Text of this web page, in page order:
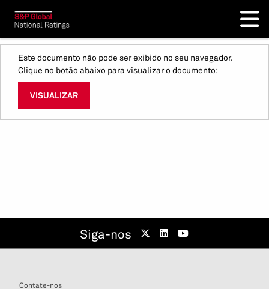
Este documento não pode ser exibido no seu navegador.
Clique no botão abaixo para visualizar o documento:
VISUALIZAR
Siga-nos
Contate-nos